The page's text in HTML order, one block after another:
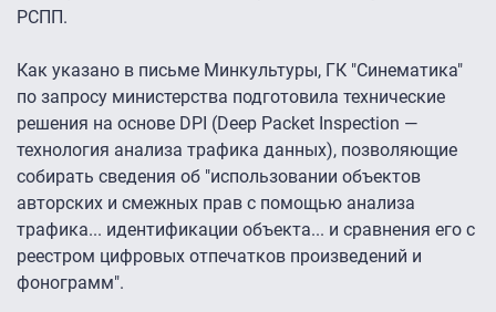
РСПП.
Как указано в письме Минкультуры, ГК "Синематика"
по запросу министерства подготовила технические
решения на основе DPI (Deep Packet Inspection —
технология анализа трафика данных), позволяющие
собирать сведения об "использовании объектов
авторских и смежных прав с помощью анализа
трафика... идентификации объекта... и сравнения его с
реестром цифровых отпечатков произведений и
фонограмм".